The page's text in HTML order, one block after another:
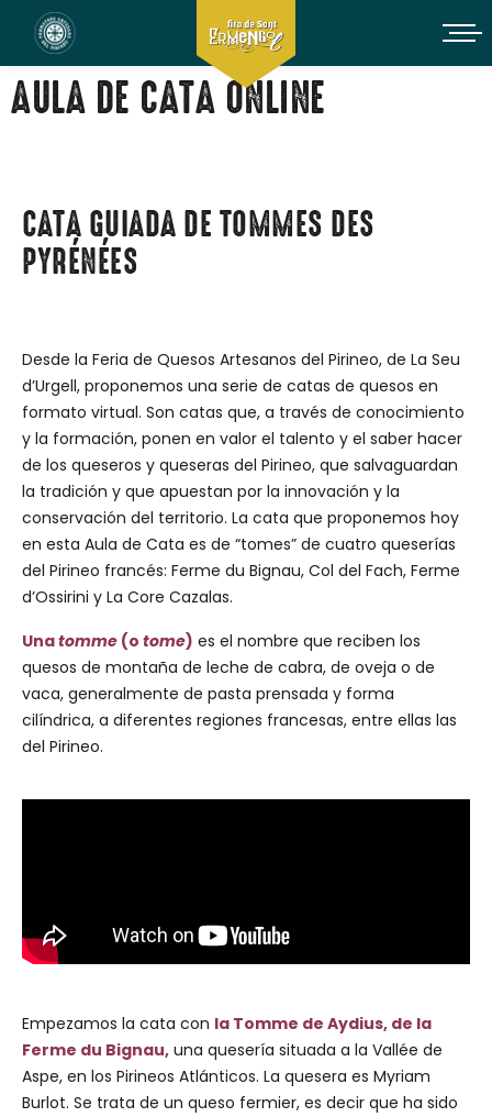
AULA DE CATA ONLINE
CATA GUIADA DE TOMMES DES
PYRÉNÉES
Desde la Feria de Quesos Artesanos del Pirineo, de La Seu
d’Urgell, proponemos una serie de catas de quesos en
formato virtual. Son catas que, a través de conocimiento
y la formación, ponen en valor el talento y el saber hacer
de los queseros y queseras del Pirineo, que salvaguardan
la tradición y que apuestan por la innovación y la
conservación del territorio. La cata que proponemos hoy
en esta Aula de Cata es de “tomes” de cuatro queserías
del Pirineo francés: Ferme du Bignau, Col del Fach, Ferme
d’Ossirini y La Core Cazalas.
Unatomme (o tome) es el nombre que reciben los
quesos de montaña de leche de cabra, de oveja o de
vaca, generalmente de pasta prensada y forma
cilíndrica, a diferentes regiones francesas, entre ellas las
del Pirineo.
Empezamos la cata con la Tomme de Aydius, de la
Ferme du Bignau, una quesería situada a la Vallée de
Aspe, en los Pirineos Atlánticos. La quesera es Myriam
Burlot. Se trata de un queso fermier, es decir que ha sido